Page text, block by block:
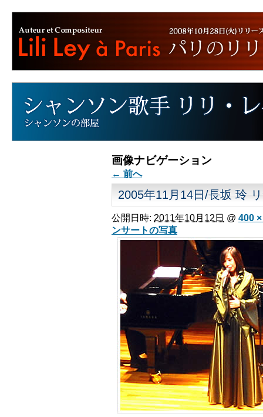
画像ナビゲーション
← 前へ
2005年11月14日/長坂 玲
公開日時: 2011年10月12日 @ 400
ンサートの写真